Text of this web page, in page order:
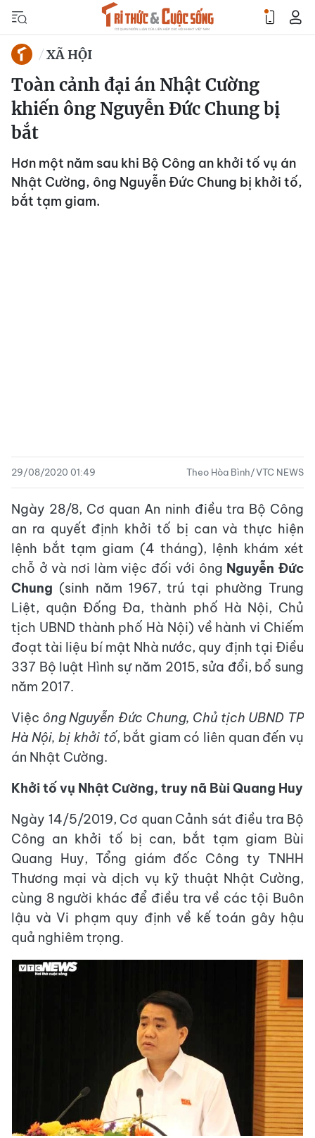
XÃ HỘI
Toàn cảnh đại án Nhật Cường
khiến ông Nguyễn Đức Chung bị
bắt
Hơn một năm sau khi Bộ Công an khởi tố vụ án
Nhật Cường, ông Nguyễn Đức Chung bị khởi tố,
bắt tạm giam.
29/08/2020 01:49 Theo Hòa Bình/VTC NEWS
Ngày 28/8, Cơ quan An ninh điều tra Bộ Công
an ra quyết định khởi tố bị can và thực hiện
lệnh bắt tạm giam (4 tháng), lệnh khám xét
chỗ ở và nơi làm việc đối với ông Nguyễn Đức
Chung (sinh năm 1967, trú tại phường Trung
Liệt, quận Đống Đa, thành phố Hà Nội, Chủ
tịch UBND thành phố Hà Nội) về hành vi Chiếm
đoạt tài liệu bí mật Nhà nước, quy định tại Điều
337 Bộ luật Hình sự năm 2015, sửa đổi, bổ sung
năm 2017.
Việc ông Nguyễn Đức Chung, Chủ tịch UBND TP
Hà Nội, bị khởi tố, bắt giam có liên quan đến vụ
án Nhật Cường.
Khởi tố vụ Nhật Cường, truy nã Bùi Quang Huy
Ngày 14/5/2019, Cơ quan Cảnh sát điều tra Bộ
Công an khởi tố bị can, bắt tạm giam Bùi
Quang Huy, Tổng giám đốc Công ty TNHH
Thương mại và dịch vụ kỹ thuật Nhật Cường,
cùng 8 người khác để điều tra về các tội Buôn
lậu và Vi phạm quy định về kế toán gây hậu
quả nghiêm trọng.